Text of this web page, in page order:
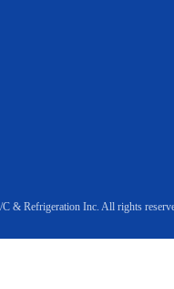
& Refrigeration Inc. All rights